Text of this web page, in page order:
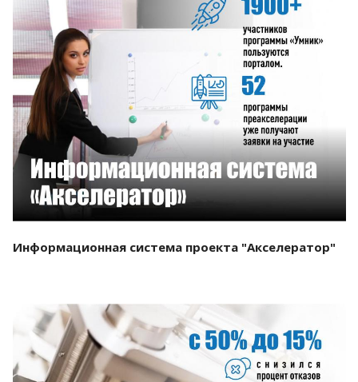
Смотреть проект
Информационная система проекта "Акселератор"